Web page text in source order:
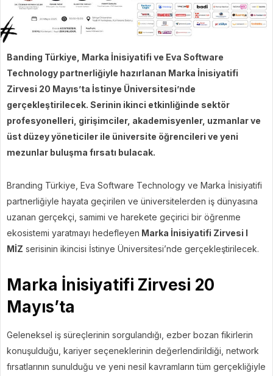
Banding Türkiye, Marka İnisiyatifi ve Eva Software
Technology partnerliğiyle hazırlanan Marka İnisiyatifi
Zirvesi 20 Mayıs’ta İstinye Üniversitesi’nde
gerçekleştirilecek. Serinin ikinci etkinliğinde sektör
profesyonelleri, girişimciler, akademisyenler, uzmanlar ve
üst düzey yöneticiler ile üniversite öğrencileri ve yeni
mezunlar buluşma fırsatı bulacak.
Branding Türkiye, Eva Software Technology ve Marka İnisiyatifi
partnerliğiyle hayata geçirilen ve üniversitelerden iş dünyasına
uzanan gerçekçi, samimi ve harekete geçirici bir öğrenme
ekosistemi yaratmayı hedefleyen Marka İnisiyatifi Zirvesi I
MİZ serisinin ikincisi İstinye Üniversitesi’nde gerçekleştirilecek.
Marka İnisiyatifi Zirvesi 20
Mayıs’ta
Geleneksel iş süreçlerinin sorgulandığı, ezber bozan fikirlerin
konuşulduğu, kariyer seçeneklerinin değerlendirildiği, network
fırsatlarının sunulduğu ve yeni nesil kavramların tüm gerçekliğiyle